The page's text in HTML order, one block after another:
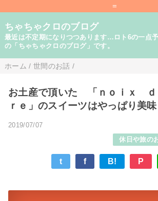
=
ちゃちゃクロのブログ
最近は不定期になりつつあります…ロト6の一点
の「ちゃちゃクロのブログ」です。
ホーム / 世間のお話 /
お土産で頂いた 「ｎｏｉｘ
ｒｅ」のスイーツはやっぱり美味
2019/07/07
休日や旅の
t f B! P